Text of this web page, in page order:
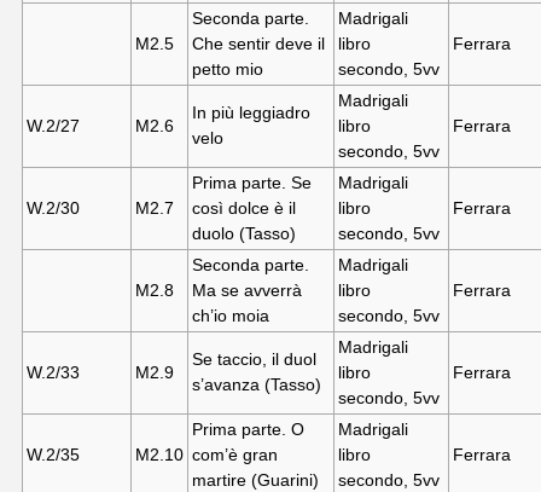
M2.5
Seconda parte.
Che sentir deve il
petto mio
Madrigali
libro
secondo, 5vv
Ferrara
W.2/27 M2.6
In più leggiadro
velo
Madrigali
libro
secondo, 5vv
Ferrara
W.2/30 M2.7
Prima parte. Se
così dolce è il
duolo (Tasso)
Madrigali
libro
secondo, 5vv
Ferrara
M2.8
Seconda parte.
Ma se avverrà
ch’io moia
Madrigali
libro
secondo, 5vv
Ferrara
W.2/33 M2.9
Se taccio, il duol
s’avanza (Tasso)
Madrigali
libro
secondo, 5vv
Ferrara
W.2/35 M2.10
Prima parte. O
com’è gran
martire (Guarini)
Madrigali
libro
secondo, 5vv
Ferrara